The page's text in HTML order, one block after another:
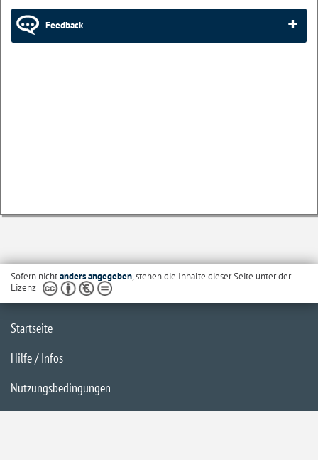
Feedback
Sofern nichtanders angegeben, stehen die Inhalte dieser Seite unter der
Lizenz
Startseite
Hilfe / Infos
Nutzungsbedingungen